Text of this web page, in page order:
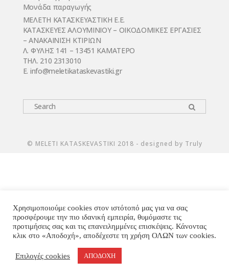
Μονάδα παραγωγής
ΜΕΛΕΤΗ ΚΑΤΑΣΚΕΥΑΣΤΙΚΗ Ε.Ε.
ΚΑΤΑΣΚΕΥΕΣ ΑΛΟΥΜΙΝΙΟΥ – ΟΙΚΟΔΟΜΙΚΕΣ ΕΡΓΑΣΙΕΣ
– ΑΝΑΚΑΙΝΙΣΗ ΚΤΙΡΙΩΝ
Λ. ΦΥΛΗΣ 141 – 13451 ΚΑΜΑΤΕΡΟ
ΤΗΛ. 210 2313010
E. infο@meletikataskevastiki.gr
© MELETI KATASKEVASTIKI 2018 - designed by Truly
Χρησιμοποιούμε cookies στον ιστότοπό μας για να σας
προσφέρουμε την πιο ιδανική εμπειρία, θυμόμαστε τις
προτιμήσεις σας και τις επανειλημμένες επισκέψεις. Κάνοντας
κλικ στο «Αποδοχή», αποδέχεστε τη χρήση ΟΛΩΝ των cookies.
Επιλογές cookies ΑΠΟΔΟΧΗ